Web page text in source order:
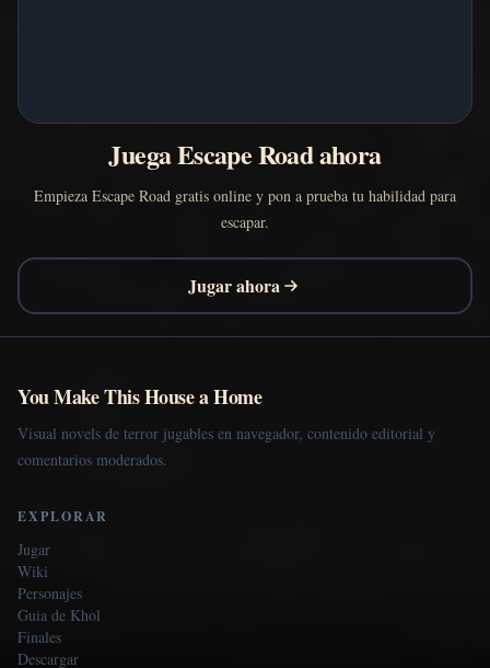
Juega Escape Road ahora
Empieza Escape Road gratis online y pon a prueba tu habilidad para
escapar.
Jugar ahora
You Make This House a Home
Visual novels de terror jugables en navegador, contenido editorial y
comentarios moderados.
EXPLORAR
Jugar
Wiki
Personajes
Guia de Khol
Finales
Descargar